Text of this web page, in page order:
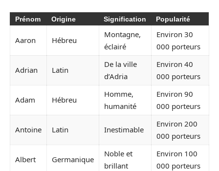
Prénom Origine Signification Popularité
Aaron Hébreu
Montagne,
éclairé
Environ 30
000 porteurs
Adrian Latin
De la ville
d’Adria
Environ 40
000 porteurs
Adam Hébreu
Homme,
humanité
Environ 90
000 porteurs
Antoine Latin Inestimable
Environ 200
000 porteurs
Albert Germanique
Noble et
brillant
Environ 100
000 porteurs